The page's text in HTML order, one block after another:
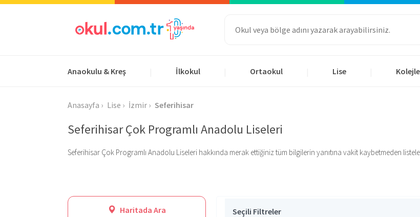
Anaokulu & Kreş İlkokul Ortaokul Lise
Anasayfa Lise İzmir Seferihisar
Seferihisar Çok Programlı Anadolu Liseleri
Seferihisar Çok Programlı Anadolu Liseleri hakkında merak ettiğiniz tüm bilgilerin yanıtına vakit kaybetmeden
Haritada Ara Seçili Filtreler